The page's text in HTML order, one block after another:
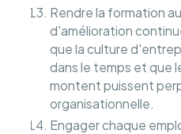
Rendre la formation
d'amélioration
que la culture
dans le temps et que
montent puissent
organisationnelle.
Engager chaque